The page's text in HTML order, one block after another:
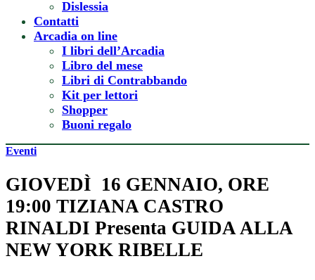
Dislessia
Contatti
Arcadia on line
I libri dell’Arcadia
Libro del mese
Libri di Contrabbando
Kit per lettori
Shopper
Buoni regalo
Eventi
GIOVEDÌ 16 GENNAIO, ORE
19:00 TIZIANA CASTRO
RINALDI Presenta GUIDA ALLA
NEW YORK RIBELLE